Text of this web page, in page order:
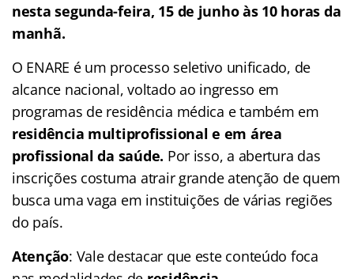
nesta segunda-feira, 15 de junho às 10 horas da
manhã.
O ENARE é um processo seletivo unificado, de
alcance nacional, voltado ao ingresso em
programas de residência médica e também em
residência multiprofissional e em área
profissional da saúde. Por isso, a abertura das
inscrições costuma atrair grande atenção de quem
busca uma vaga em instituições de várias regiões
do país.
Atenção: Vale destacar que este conteúdo foca